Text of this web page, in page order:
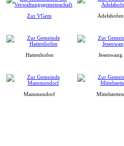
Zur VGem Adelshofen
Hattenhofen Jesenwang
Mammendorf Mittelstetten